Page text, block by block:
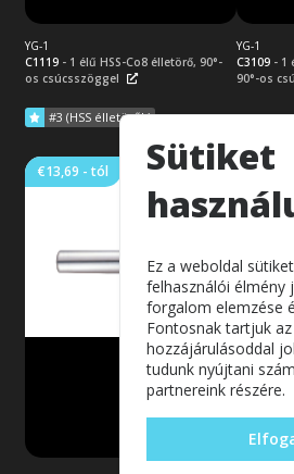
YG-1
C1119 - 1 élű HSS-Co8 élletörő, 90°-
os csúcsszöggel
#3 (HSS élletörők)
YG-1
C3109 - 1
90°-os
€13,69 - tól
9 termék
1 élű HSS élletörő, 90°-os
csúcsszöggel
Bevonat nélküli, 1 élű HSS
hengeres szárral. Fa és kemény
műanyagok élletöréseinek
rezgésmentes előállításához.
Lemez típusú munkadarabok
fúrhatók is vele.
Sütiket
Ez a weboldal
felhasználói élmény
forgalom elemzése
Fontosnak tartjuk
hozzájárulásoddal
tudunk nyújtani
partnereink részére.